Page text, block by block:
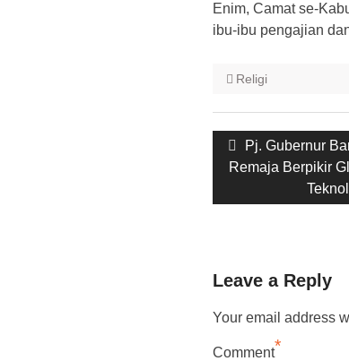
Enim, Camat se-
ibu-ibu pengajian
Religi
Post
navigation
Previous
post:
Pj. Gubernur
Remaja Berpikir
Leave a Reply
Your email address
Comment*